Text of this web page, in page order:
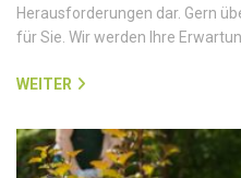
Herausforderungen dar. Gern
für Sie. Wir werden Ihre
WEITER